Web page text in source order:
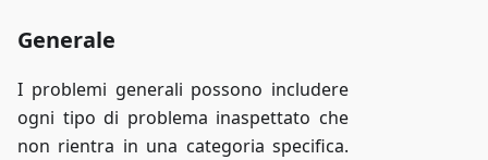
Generale
I problemi generali possono includere
ogni tipo di problema inaspettato che
non rientra in una categoria specifica.